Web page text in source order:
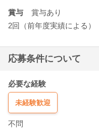
賞与
賞与あり
2回（前年度実績による）
応募条件について
必要な経験
未経験歓迎
不問